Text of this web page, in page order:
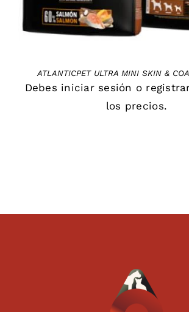
ATLANTICPET ULTRA MINI SKIN &
Debes iniciar sesión o
los precios.